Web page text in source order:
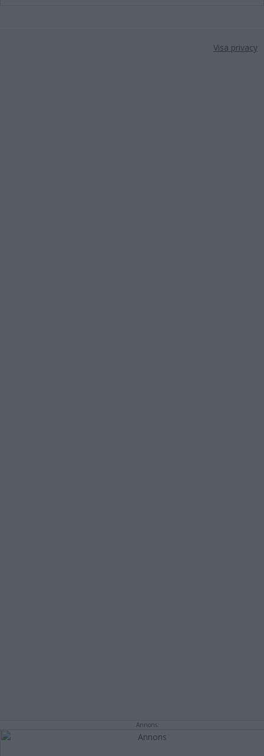
Visa privacy
Annons: